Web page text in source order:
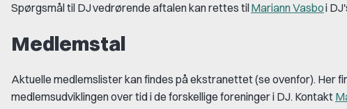
Spørgsmål til DJ vedrørende aftalen kan rettes tilMariann Vasboi
Medlemstal
Aktuelle medlemslister kan findes på ekstranettet (se ovenfor). Her
medlemsudviklingen over tid i de forskellige foreninger i DJ. Kontakt